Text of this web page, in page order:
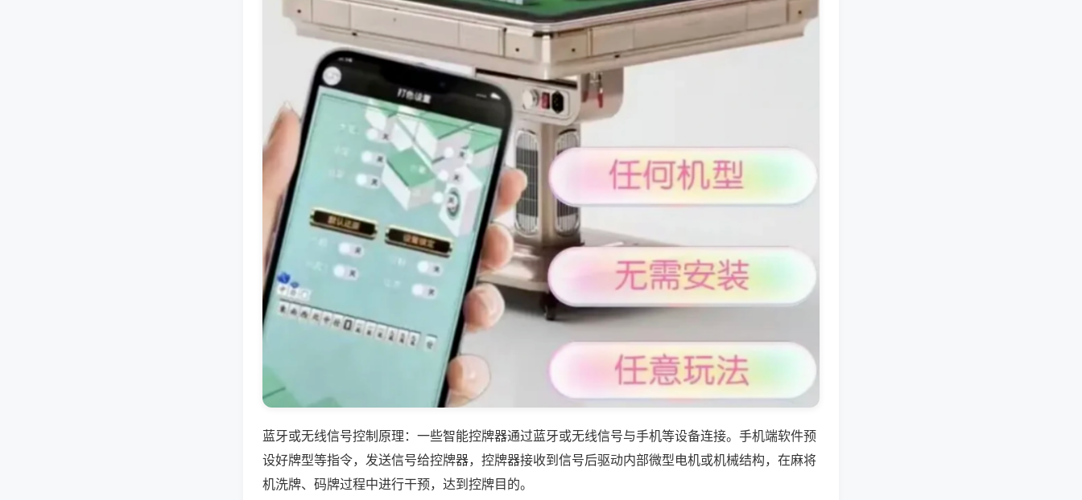
蓝牙或无线信号控制原理：一些智能控牌器通过蓝牙或无线信号与手机等设备连接。手机端软件预
设好牌型等指令，发送信号给控牌器，控牌器接收到信号后驱动内部微型电机或机械结构，在麻将
机洗牌、码牌过程中进行干预，达到控牌目的。